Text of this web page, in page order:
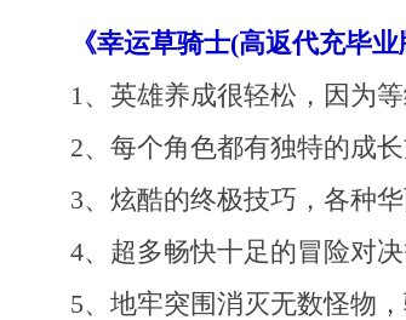
《幸运草骑士(高返代充毕
1、英雄养成很轻松，因为
2、每个角色都有独特的成
3、炫酷的终极技巧，各种
4、超多畅快十足的冒险对
5、地牢突围消灭无数怪物